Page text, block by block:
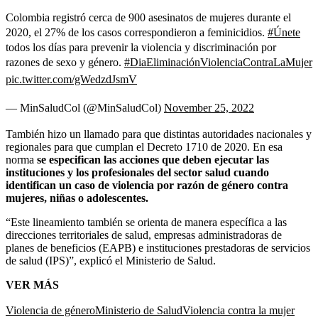
Colombia registró cerca de 900 asesinatos de mujeres durante el
2020, el 27% de los casos correspondieron a feminicidios. #Únete
todos los días para prevenir la violencia y discriminación por
razones de sexo y género. #DiaEliminaciónViolenciaContraLaMujer
pic.twitter.com/gWedzdJsmV
— MinSaludCol (@MinSaludCol) November 25, 2022
También hizo un llamado para que distintas autoridades nacionales y
regionales para que cumplan el Decreto 1710 de 2020. En esa
norma se especifican las acciones que deben ejecutar las
instituciones y los profesionales del sector salud cuando
identifican un caso de violencia por razón de género contra
mujeres, niñas o adolescentes.
“Este lineamiento también se orienta de manera específica a las
direcciones territoriales de salud, empresas administradoras de
planes de beneficios (EAPB) e instituciones prestadoras de servicios
de salud (IPS)”, explicó el Ministerio de Salud.
VER MÁS
Violencia de géneroMinisterio de SaludViolencia contra la mujer